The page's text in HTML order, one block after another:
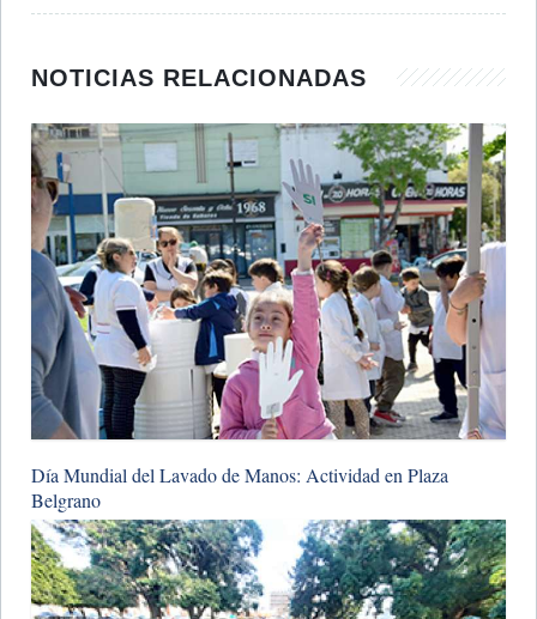
NOTICIAS RELACIONADAS
​Día Mundial del Lavado de Manos: Actividad en Plaza
Belgrano